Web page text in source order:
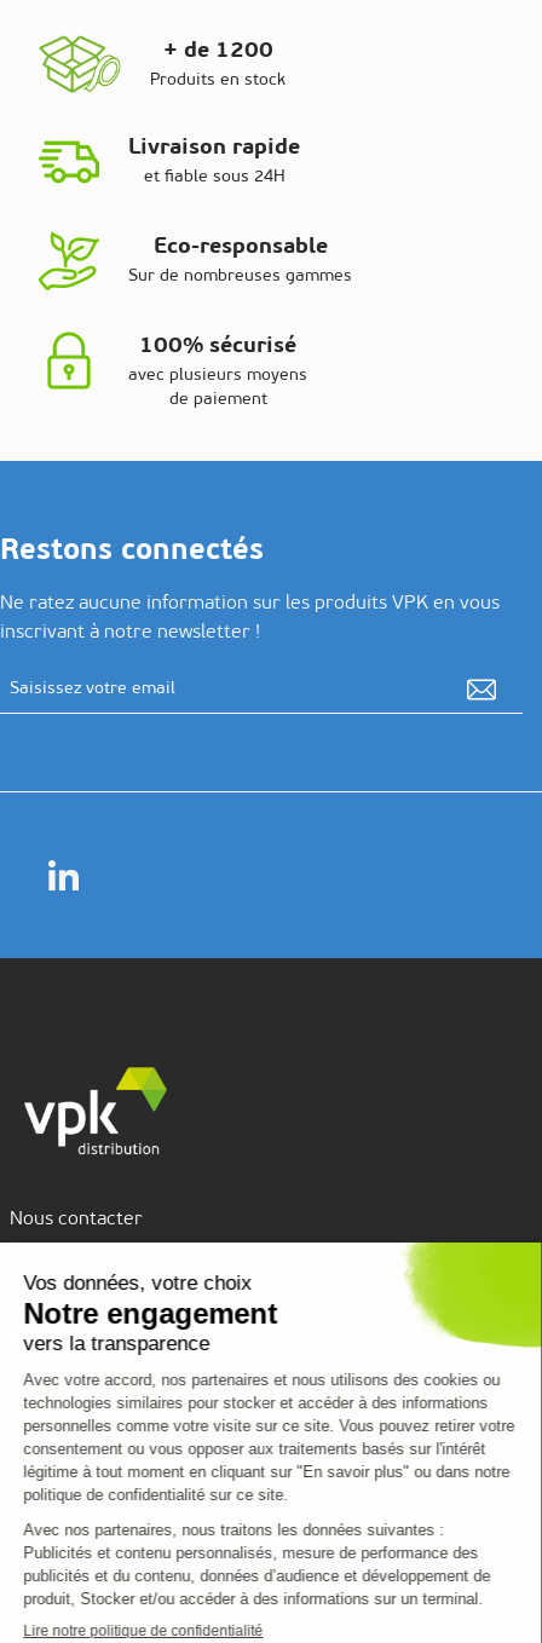
+ de 1200
Produits en stock
Livraison rapide
et fiable sous 24H
Eco-responsable
Sur de nombreuses gammes
100% sécurisé
avec plusieurs moyens
de paiement
Restons connectés
Ne ratez aucune information sur les produits VPK en vous
inscrivant à notre newsletter !
Nous contacter
Nous découvrir
Nous connaître
VPK Group
Environnement
Code de conduite
Nous rejoindre
Nos services
Conditions de livraison
Emballages personnalisés
Clients Grands Comptes
Vous aider
Formulaire de contact
Infos pratiques
CGV Mentions légales
Plan du site